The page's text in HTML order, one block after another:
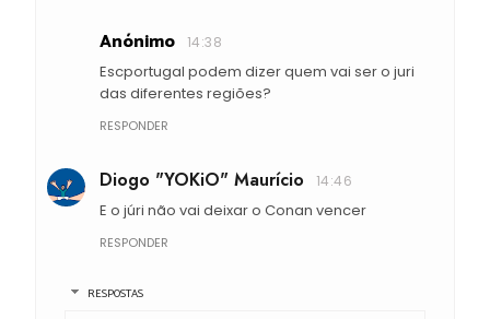
Anónimo 14:38
Escportugal podem dizer quem vai ser o juri
das diferentes regiões?
RESPONDER
Diogo "YOKiO" Maurício 14:46
E o júri não vai deixar o Conan vencer
RESPONDER
RESPOSTAS